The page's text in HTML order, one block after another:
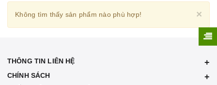
×
Không tìm thấy sản phẩm nào phù hợp!
THÔNG TIN LIÊN HỆ
CHÍNH SÁCH